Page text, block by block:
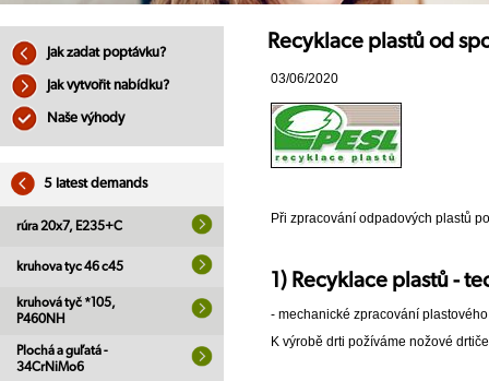
Jak zadat poptávku?
Jak vytvořit nabídku?
Naše výhody
5 latest demands
rúra 20x7, E235+C
kruhova tyc 46 c45
kruhová tyč *105,
P460NH
Plochá a guľatá -
34CrNiMo6
Recyklace plastů od
03/06/2020
Při zpracování odpadových plastů
1) Recyklace plastů -
- mechanické zpracování
K výrobě drti požíváme nožové